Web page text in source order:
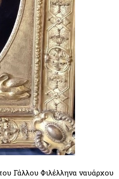
Γάλλου Φιλέλληνα ναυάρχου